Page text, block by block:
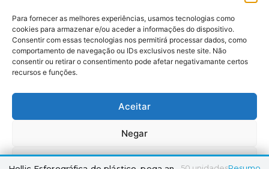
Para fornecer as melhores experiências, usamos tecnologias como
cookies para armazenar e/ou aceder a informações do dispositivo.
Consentir com essas tecnologias nos permitirá processar dados, como
comportamento de navegação ou IDs exclusivos neste site. Não
consentir ou retirar o consentimento pode afetar negativamante certos
recursos e funções.
Aceitar
Negar
Ver preferências
Política de cookies
Megaimprime © 2025 |
Todos os Direitos